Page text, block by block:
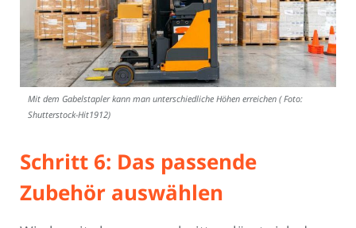
Mit dem Gabelstapler kann man unterschiedliche Höhen erreichen ( Foto:
Shutterstock-Hit1912)
Schritt 6: Das passende
Zubehör auswählen